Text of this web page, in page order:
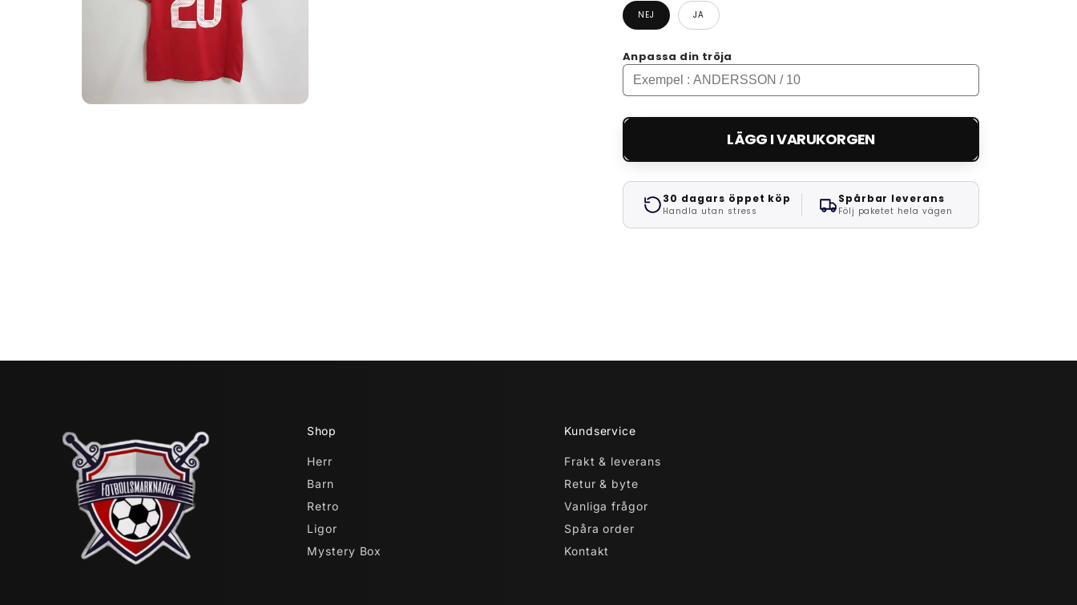
NEJ JA
Anpassa din tröja
LÄGG I VARUKORGEN
30 dagars öppet köp
Handla utan stress
Spårbar leverans
Följ paketet hela vägen
Shop
Herr
Barn
Retro
Ligor
Mystery Box
Kundservice
Frakt & leverans
Retur & byte
Vanliga frågor
Spåra order
Kontakt